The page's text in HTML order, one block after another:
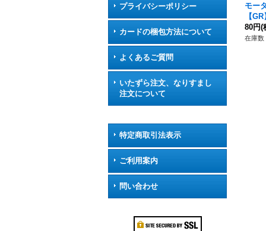
プライバシーポリシー
カードの梱包方法について
よくあるご質問
いたずら注文、なりすまし
注文について
特定商取引法表示
ご利用案内
問い合わせ
モー
【
メア
80円(
在庫数